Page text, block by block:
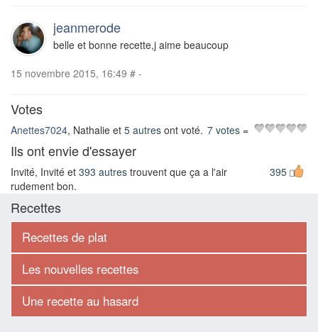
jeanmerode
belle et bonne recette,j aime beaucoup
15 novembre 2015, 16:49 # -
Votes
Anettes7024, Nathalie et 5 autres ont voté. =
7 votes
Ils ont envie d'essayer
395
Invité, Invité et 393 autres trouvent que ça a l'air
rudement bon.
Recettes
Recettes de plat
Les nouvelles recettes
Une recette au hasard